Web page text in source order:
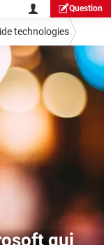
Question
technologies
qui